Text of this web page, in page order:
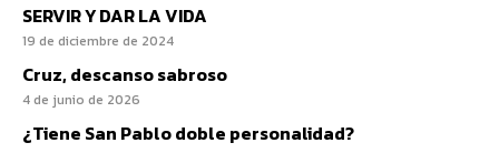
SERVIR Y DAR LA VIDA
19 de diciembre de 2024
Cruz, descanso sabroso
4 de junio de 2026
¿Tiene San Pablo doble personalidad?